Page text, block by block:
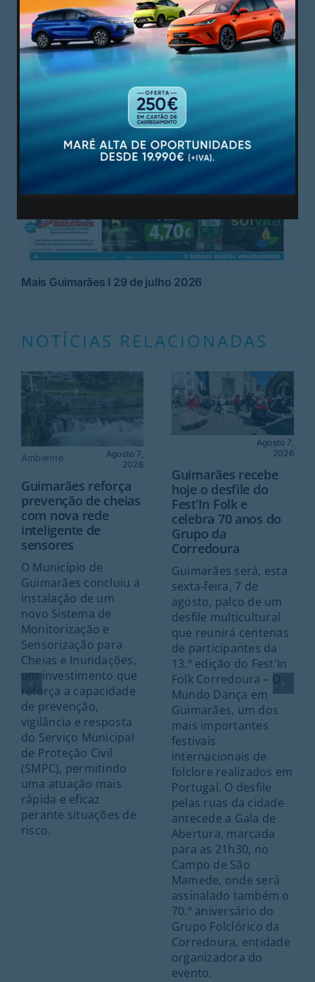
Mais Guimarães I 29 de julho 2026
NOTÍCIAS RELACIONADAS
Ambiente
Agosto 7,
2026
Guimarães reforça
prevenção de cheias
com nova rede
inteligente de
sensores
O Município de
Guimarães concluiu a
instalação de um
novo Sistema de
Monitorização e
Sensorização para
Cheias e Inundações,
um investimento que
reforça a capacidade
de prevenção,
vigilância e resposta
do Serviço Municipal
de Proteção Civil
(SMPC), permitindo
uma atuação mais
rápida e eficaz
perante situações de
risco.
Agosto 7,
2026
Guimarães recebe
hoje o desfile do
Fest’In Folk e
celebra 70 anos do
Grupo da
Corredoura
Guimarães será, esta
sexta-feira, 7 de
agosto, palco de um
desfile multicultural
que reunirá centenas
de participantes da
13.ª edição do Fest'In
Folk Corredoura – O
Mundo Dança em
Guimarães, um dos
mais importantes
festivais
internacionais de
folclore realizados em
Portugal. O desfile
pelas ruas da cidade
antecede a Gala de
Abertura, marcada
para as 21h30, no
Campo de São
Mamede, onde será
assinalado também o
70.º aniversário do
Grupo Folclórico da
Corredoura, entidade
organizadora do
evento.